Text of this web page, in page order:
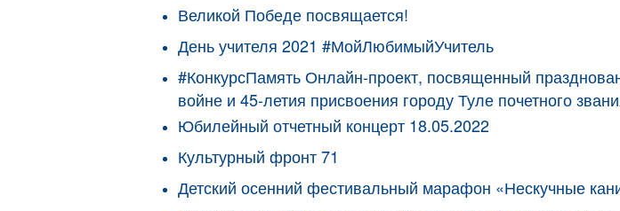
Великой Победе посвящается!
День учителя 2021 #МойЛюбимыйУчитель
#КонкурсПамять Онлайн-проект, посвященный
войне и 45-летия присвоения городу Туле почетного
Юбилейный отчетный концерт 18.05.2022
Культурный фронт 71
Детский осенний фестивальный марафон «Нескучные